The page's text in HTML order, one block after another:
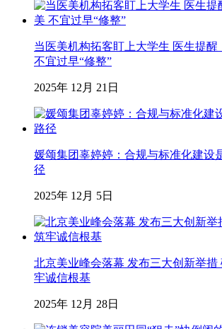
当医美机构拓客盯上大学生 医生提醒
不宜过早“修整”
2025年 12月 21日
媛颂集团辜婷婷：合规与标准化建设
径
2025年 12月 5日
北京美业峰会落幕 发布三大创新举措
牢诚信根基
2025年 12月 28日